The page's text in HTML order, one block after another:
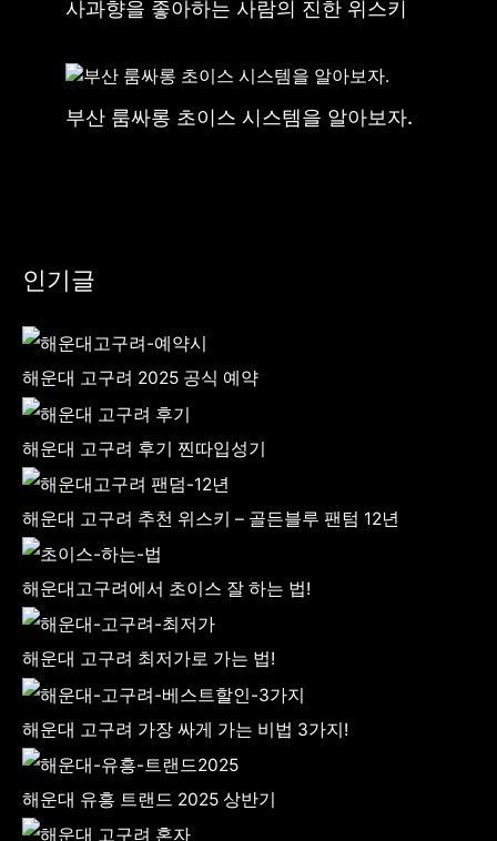
사과향을 좋아하는 사람의 진한 위스키
부산 룸싸롱 초이스 시스템을 알아보자.
인기글
해운대 고구려 2025 공식 예약
해운대 고구려 후기 찐따입성기
해운대 고구려 추천 위스키 – 골든블루 팬텀 12년
해운대고구려에서 초이스 잘 하는 법!
해운대 고구려 최저가로 가는 법!
해운대 고구려 가장 싸게 가는 비법 3가지!
해운대 유흥 트랜드 2025 상반기